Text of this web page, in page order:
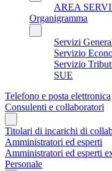
AREA
Organigramma
Servizi
Servizio
Servizio
SUE
Telefono e posta elettronica
Consulenti e collaboratori
Titolari di incarichi di
Amministratori ed esperti
Amministratori ed esperti
Personale